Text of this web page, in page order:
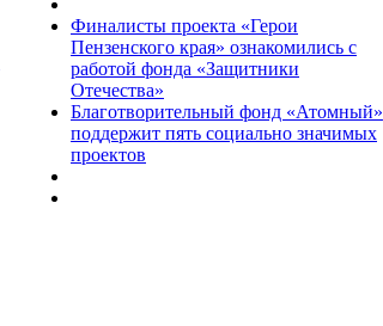
Финалисты проекта «Герои
Пензенского края» ознакомились с
работой фонда «Защитники
Отечества»
Благотворительный фонд «Атомный»
поддержит пять социально значимых
проектов